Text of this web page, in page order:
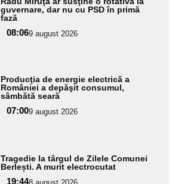
guvernare, dar nu cu PSD în primă
fază
08:069 august 2026
Producţia de energie electrică a
României a depăşit consumul,
sâmbătă seară
07:009 august 2026
Tragedie la târgul de Zilele Comunei
Berlești. A murit electrocutat
19:44